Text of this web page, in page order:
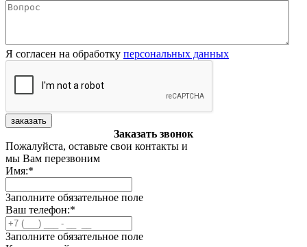
Я согласен на обработку персональных данных
заказать
Заказать звонок
Пожалуйста, оставьте свои контакты и
мы Вам перезвоним
Имя:*
Заполните обязательное поле
Ваш телефон:*
Заполните обязательное поле